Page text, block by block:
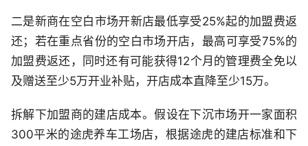
二是新商在空白市场开新店最低享受25%起的加盟费返
还；若在重点省份的空白市场开店，最高可享受75%的
加盟费返还，同时还有可能获得12个月的管理费全免以
及赠送至少5万开业补贴，开店成本直降至少15万。
拆解下加盟商的建店成本。假设在下沉市场开一家面积
300平米的途虎养车工场店，根据途虎的建店标准和下